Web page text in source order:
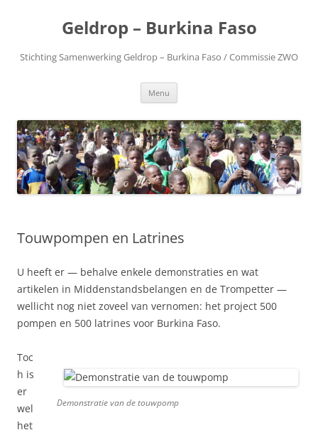
Geldrop – Burkina Faso
Stichting Samenwerking Geldrop – Burkina Faso / Commissie ZWO
Menu
Touwpompen en Latrines
U heeft er — behalve enkele demonstraties en wat
artikelen in Middenstandsbelangen en de Trompetter —
wellicht nog niet zoveel van vernomen: het project 500
pompen en 500 latrines voor Burkina Faso.
Demonstratie van de touwpomp
Toc
h is
er
wel
het